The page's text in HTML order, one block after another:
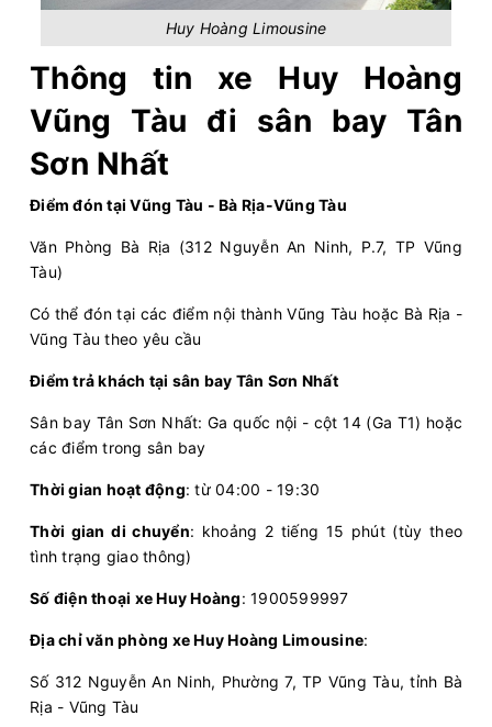
Huy Hoàng Limousine
Thông tin xe Huy Hoàng
Vũng Tàu đi sân bay Tân
Sơn Nhất
Điểm đón tại Vũng Tàu - Bà Rịa-Vũng Tàu
Văn Phòng Bà Rịa (312 Nguyễn An Ninh, P.7, TP Vũng
Tàu)
Có thể đón tại các điểm nội thành Vũng Tàu hoặc Bà Rịa -
Vũng Tàu theo yêu cầu
Điểm trả khách tại sân bay Tân Sơn Nhất
Sân bay Tân Sơn Nhất: Ga quốc nội - cột 14 (Ga T1) hoặc
các điểm trong sân bay
Thời gian hoạt động: từ 04:00 - 19:30
Thời gian di chuyển: khoảng 2 tiếng 15 phút (tùy theo
tình trạng giao thông)
Số điện thoại xe Huy Hoàng: 1900599997
Địa chỉ văn phòng xe Huy Hoàng Limousine:
Số 312 Nguyễn An Ninh, Phường 7, TP Vũng Tàu, tỉnh Bà
Rịa - Vũng Tàu